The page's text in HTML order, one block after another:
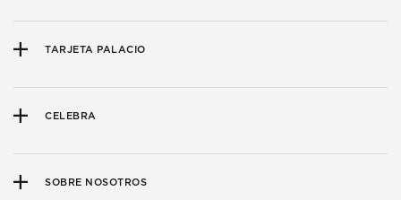
TARJETA PALACIO
CELEBRA
SOBRE NOSOTROS